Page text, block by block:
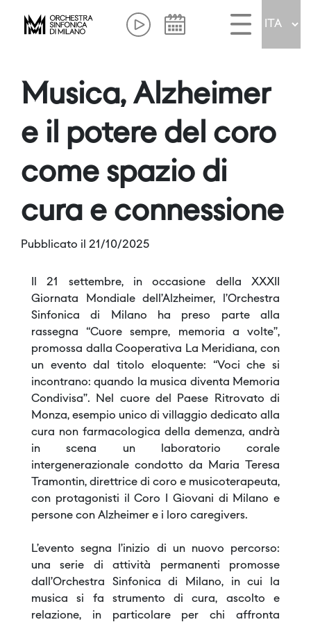
Musica, Alzheimer
e il potere del coro
come spazio di
cura e connessione
Pubblicato il 21/10/2025
Il 21 settembre, in occasione della XXXII
Giornata Mondiale dell’Alzheimer, l’Orchestra
Sinfonica di Milano ha preso parte alla
rassegna “Cuore sempre, memoria a volte”,
promossa dalla Cooperativa La Meridiana, con
un evento dal titolo eloquente: “Voci che si
incontrano: quando la musica diventa Memoria
Condivisa”. Nel cuore del Paese Ritrovato di
Monza, esempio unico di villaggio dedicato alla
cura non farmacologica della demenza, andrà
in scena un laboratorio corale
intergenerazionale condotto da Maria Teresa
Tramontin, direttrice di coro e musicoterapeuta,
con protagonisti il Coro I Giovani di Milano e
persone con Alzheimer e i loro caregivers.
L’evento segna l’inizio di un nuovo percorso:
una serie di attività permanenti promosse
dall’Orchestra Sinfonica di Milano, in cui la
musica si fa strumento di cura, ascolto e
relazione, in particolare per chi affronta